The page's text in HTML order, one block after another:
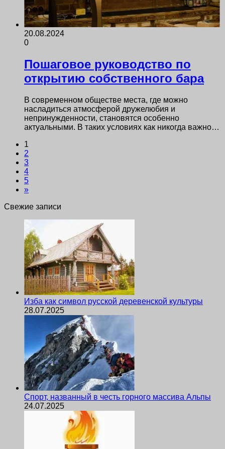
20.08.2024
0
Пошаговое руководство по
открытию собственного бара
В современном обществе места, где можно
насладиться атмосферой дружелюбия и
непринужденности, становятся особенно
актуальными. В таких условиях как никогда важно…
1
2
3
4
5
»
Свежие записи
Изба как символ русской деревенской культуры
28.07.2025
Спорт, названный в честь горного массива Альпы
24.07.2025